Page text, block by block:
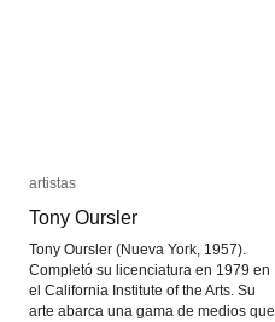
artistas
Tony Oursler
Tony Oursler (Nueva York, 1957).
Completó su licenciatura en 1979 en
el California Institute of the Arts. Su
arte abarca una gama de medios que
artistas
Tony Oursler